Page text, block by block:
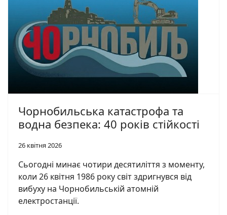
Чорнобильська катастрофа та
водна безпека: 40 років стійкості
26 квітня 2026
Сьогодні минає чотири десятиліття з моменту,
коли 26 квітня 1986 року світ здригнувся від
вибуху на Чорнобильській атомній
електростанції.